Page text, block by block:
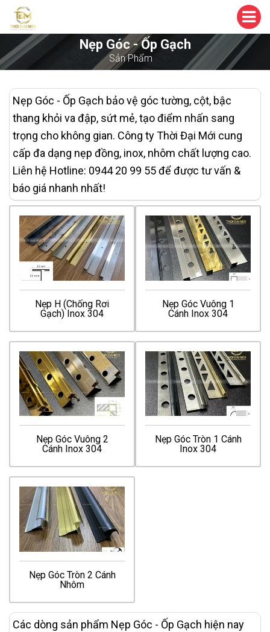
Nẹp Góc - Ốp Gạch
Sản Phẩm
Nẹp Góc - Ốp Gạch bảo vệ góc tường, cột, bậc
thang khỏi va đập, sứt mẻ, tạo điểm nhấn sang
trọng cho không gian. Công ty Thời Đại Mới cung
cấp đa dạng nẹp đồng, inox, nhôm chất lượng cao.
Liên hệ Hotline: 0944 20 99 55 để được tư vấn &
báo giá nhanh nhất!
Nẹp H (Chống Rơi
Gạch) Inox 304
Nẹp Góc Vuông 1
Cánh Inox 304
Nẹp Góc Vuông 2
Cánh Inox 304
Nẹp Góc Tròn 1 Cánh
Inox 304
Nẹp Góc Tròn 2 Cánh
Nhôm
Các dòng sản phẩm Nẹp Góc - Ốp Gạch hiện nay